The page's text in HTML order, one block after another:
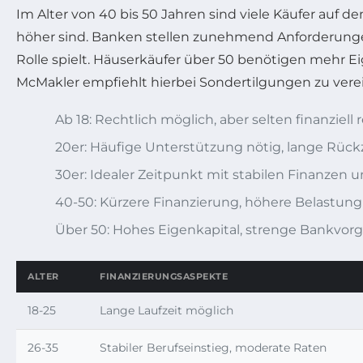
Im Alter von 40 bis 50 Jahren sind viele Käufer auf
höher sind. Banken stellen zunehmend
Rolle spielt. Häuserkäufer über 50 benötigen mehr
McMakler empfiehlt hierbei Sondertilgungen zu
Ab 18: Rechtlich möglich, aber selten finanziell
20er: Häufige Unterstützung nötig, lange
30er: Idealer Zeitpunkt mit stabilen Finanzen
40-50: Kürzere Finanzierung, höhere Belastung
Über 50: Hohes Eigenkapital, strenge
ALTER FINANZIERUNGSASPEKTE
18-25 Lange Laufzeit möglich
26-35 Stabiler Berufseinstieg, moderate Raten